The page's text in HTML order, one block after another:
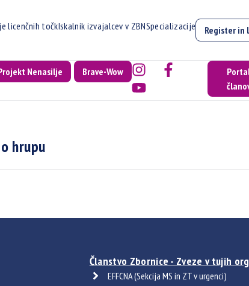
licenčnih točkIskalnik izvajalcev v ZBNSpecializacije Register in
Nenasilje Brave-Wow
hrupu
Članstvo Zbornice - Zveze v tujih
EFFCNA (Sekcija MS in ZT v urgenci)